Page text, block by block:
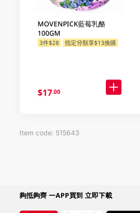
MOVENPICK藍莓乳酪
100GM
3件$28 指定分類享$13換購
$17.00
Item code: 515643
夠抵夠齊 一APP買到 立即下載